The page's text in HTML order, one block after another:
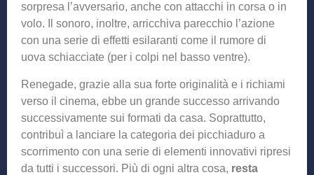
sorpresa l’avversario, anche con attacchi in corsa o in
volo. Il sonoro, inoltre, arricchiva parecchio l’azione
con una serie di effetti esilaranti come il rumore di
uova schiacciate (per i colpi nel basso ventre).
Renegade, grazie alla sua forte originalità e i richiami
verso il cinema, ebbe un grande successo arrivando
successivamente sui formati da casa. Soprattutto,
contribuì a lanciare la categoria dei picchiaduro a
scorrimento con una serie di elementi innovativi ripresi
da tutti i successori. Più di ogni altra cosa, resta